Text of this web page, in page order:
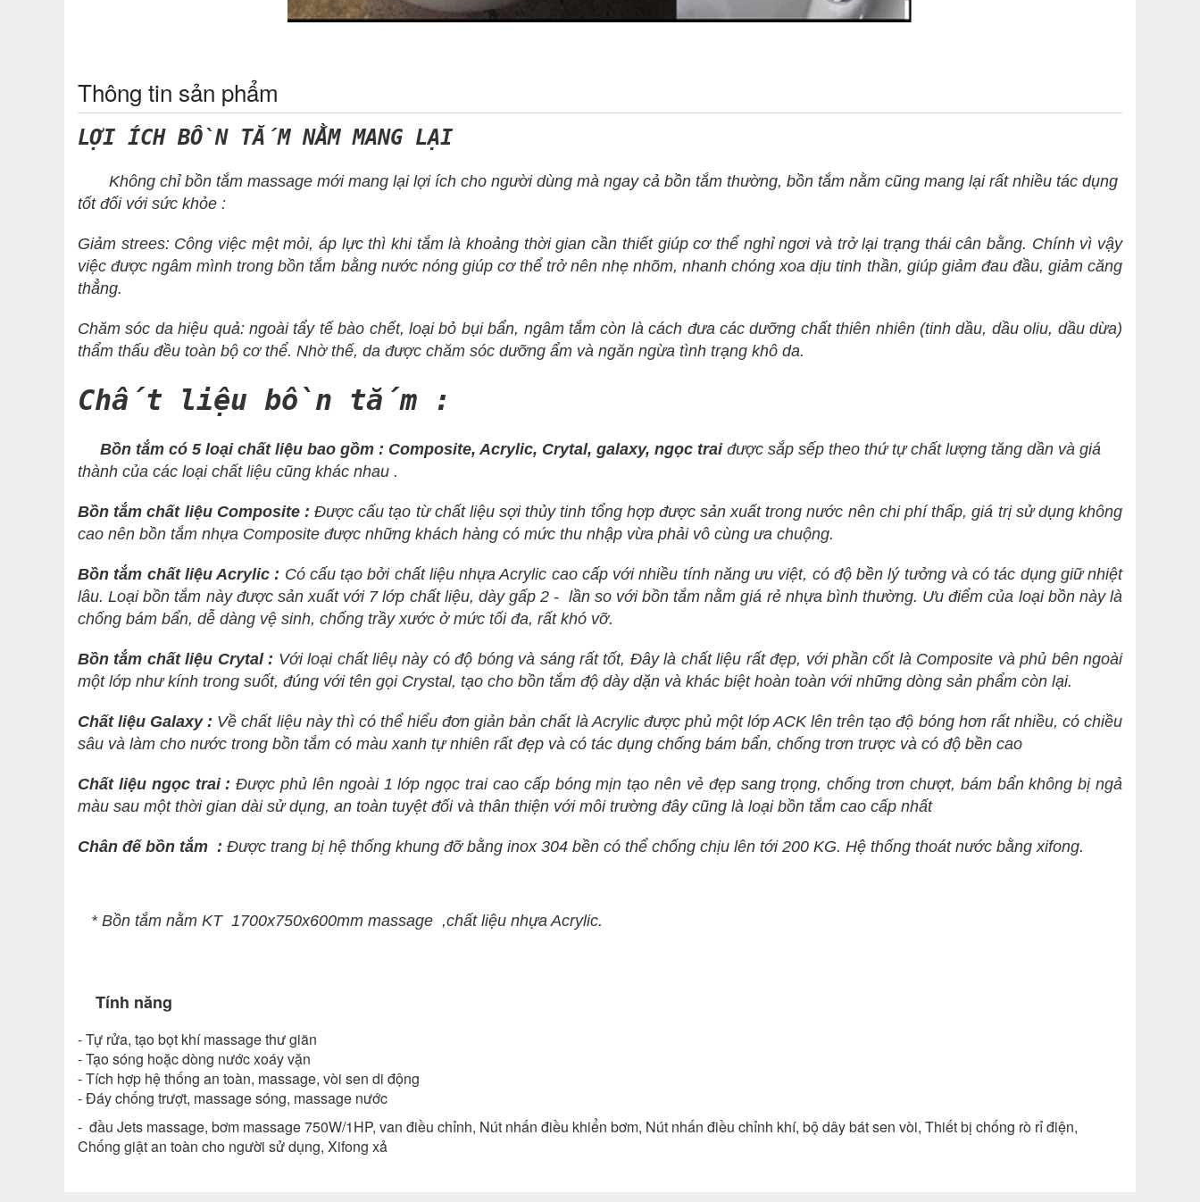
Thông tin sản phẩm
LỢI ÍCH BỒN TẮM NẰM MANG LẠI
Không chỉ bồn tắm massage mới mang lại lợi ích cho người dùng mà ngay cả bồn tắm thường, bồn tắm nằm cũng mang lại rất nhiều tác dụng
tốt đối với sức khỏe :
Giảm strees: Công việc mệt mỏi, áp lực thì khi tắm là khoảng thời gian cần thiết giúp cơ thể nghỉ ngơi và trở lại trạng thái cân bằng. Chính vì vậy
việc được ngâm mình trong bồn tắm bằng nước nóng giúp cơ thể trở nên nhẹ nhõm, nhanh chóng xoa dịu tinh thần, giúp giảm đau đầu, giảm căng
thẳng.
Chăm sóc da hiệu quả: ngoài tẩy tế bào chết, loại bỏ bụi bẩn, ngâm tắm còn là cách đưa các dưỡng chất thiên nhiên (tinh dầu, dầu oliu, dầu dừa)
thẩm thấu đều toàn bộ cơ thể. Nhờ thế, da được chăm sóc dưỡng ẩm và ngăn ngừa tình trạng khô da.
Chất liệu bồn tắm :
Bồn tắm có 5 loại chất liệu bao gồm : Composite, Acrylic, Crytal, galaxy, ngọc trai được sắp sếp theo thứ tự chất lượng tăng dần và giá
thành của các loại chất liệu cũng khác nhau .
Bồn tắm chất liệu Composite : Được cấu tạo từ chất liệu sợi thủy tinh tổng hợp được sản xuất trong nước nên chi phí thấp, giá trị sử dụng không
cao nên bồn tắm nhựa Composite được những khách hàng có mức thu nhập vừa phải vô cùng ưa chuộng.
Bồn tắm chất liệu Acrylic : Có cấu tạo bởi chất liệu nhựa Acrylic cao cấp với nhiều tính năng ưu việt, có độ bền lý tưởng và có tác dụng giữ nhiệt
lâu. Loại bồn tắm này được sản xuất với 7 lớp chất liệu, dày gấp 2 - lần so với bồn tắm nằm giá rẻ nhựa bình thường. Ưu điểm của loại bồn này là
chống bám bẩn, dễ dàng vệ sinh, chống trầy xước ở mức tối đa, rất khó vỡ.
Bồn tắm chất liệu Crytal : Với loại chất liêụ này có độ bóng và sáng rất tốt, Đây là chất liệu rất đẹp, với phần cốt là Composite và phủ bên ngoài
một lớp như kính trong suốt, đúng với tên gọi Crystal, tạo cho bồn tắm độ dày dặn và khác biệt hoàn toàn với những dòng sản phẩm còn lại.
Chất liệu Galaxy : Về chất liệu này thì có thể hiểu đơn giản bản chất là Acrylic được phủ một lớp ACK lên trên tạo độ bóng hơn rất nhiều, có chiều
sâu và làm cho nước trong bồn tắm có màu xanh tự nhiên rất đẹp và có tác dụng chống bám bẩn, chống trơn trược và có độ bền cao
Chất liệu ngọc trai : Được phủ lên ngoài 1 lớp ngọc trai cao cấp bóng mịn tạo nên vẻ đẹp sang trọng, chống trơn chượt, bám bẩn không bị ngả
màu sau một thời gian dài sử dụng, an toàn tuyệt đối và thân thiện với môi trường đây cũng là loại bồn tắm cao cấp nhất
Chân đế bồn tắm : Được trang bị hệ thống khung đỡ bằng inox 304 bền có thể chống chịu lên tới 200 KG. Hệ thống thoát nước bằng xifong.
* Bồn tắm nằm KT 1700x750x600mm massage ,chất liệu nhựa Acrylic.
Tính năng
- Tự rửa, tạo bọt khí massage thư giãn
- Tạo sóng hoặc dòng nước xoáy vặn
- Tích hợp hệ thống an toàn, massage, vòi sen di động
- Đáy chống trượt, massage sóng, massage nước
- đầu Jets massage, bơm massage 750W/1HP, van điều chỉnh, Nút nhấn điều khiển bơm, Nút nhấn điều chỉnh khí, bộ dây bát sen vòi, Thiết bị chống rò rỉ điện,
Chống giật an toàn cho người sử dụng, Xifong xả